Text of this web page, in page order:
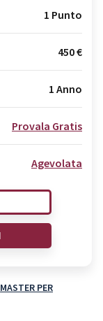
MASTER PER
1 Punto
450 €
1 Anno
Provala Gratis
Agevolata